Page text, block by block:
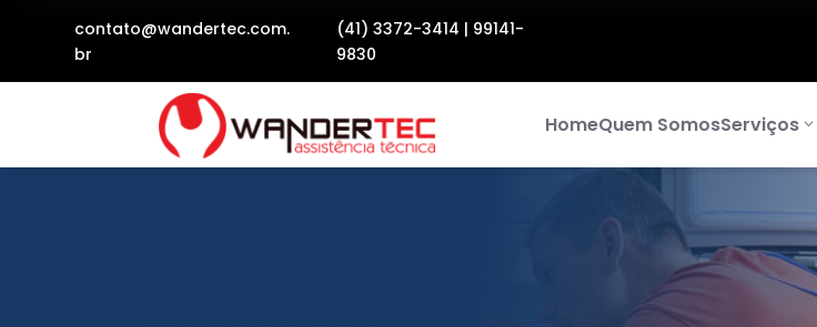
contato@wandertec.com.
br
(41) 3372-3414 | 99141-
9830
HomeQuem SomosServiços